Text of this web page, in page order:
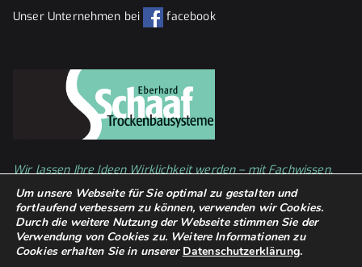
Unser Unternehmen bei facebook
Wir lassen Ihre Ideen Wirklichkeit werden – mit Fachwissen,
Erfahrung und Kreativität im Detail.
Um unsere Webseite für Sie optimal zu gestalten und
fortlaufend verbessern zu können, verwenden wir Cookies.
Durch die weitere Nutzung der Webseite stimmen Sie der
Verwendung von Cookies zu. Weitere Informationen zu
Cookies erhalten Sie in unserer Datenschutzerklärung.